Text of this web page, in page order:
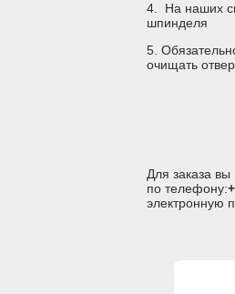
4. На наших
шпинделя
5.
очищать
Для заказа
по телефону:
электронную